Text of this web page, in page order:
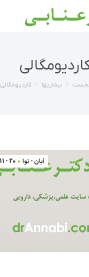
بیماریها کاردیومگالی
آبان - نوا 20 - 11